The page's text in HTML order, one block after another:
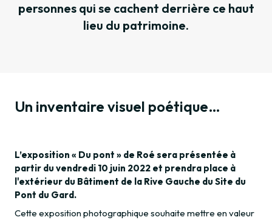
personnes qui se cachent derrière ce haut
lieu du patrimoine.
Un inventaire visuel poétique…
L’exposition « Du pont » de Roé sera présentée à
partir du vendredi 10 juin 2022 et prendra place à
l'extérieur du Bâtiment de la Rive Gauche du Site du
Pont du Gard.
Cette exposition photographique souhaite mettre en valeur